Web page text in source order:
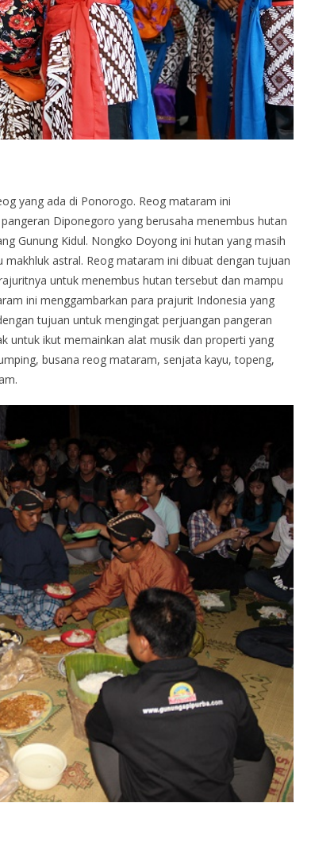
yang ada di Ponorogo. Reog mataram ini
Diponegoro yang berusaha menembus hutan
Gunung Kidul. Nongko Doyong ini hutan yang masih
astral. Reog mataram ini dibuat dengan tujuan
untuk menembus hutan tersebut dan mampu
ini menggambarkan para prajurit Indonesia yang
tujuan untuk mengingat perjuangan pangeran
untuk ikut memainkan alat musik dan properti yang
busana reog mataram, senjata kayu, topeng,